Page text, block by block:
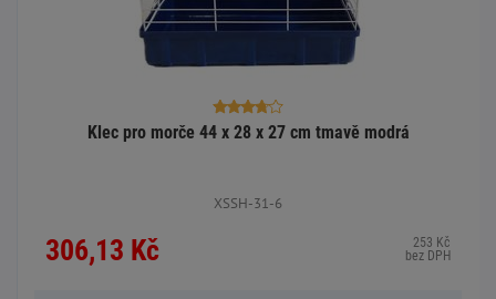
Klec pro morče 44 x 28 x 27 cm tmavě modrá
XSSH-31-6
306,13 Kč
253 Kč
bez DPH